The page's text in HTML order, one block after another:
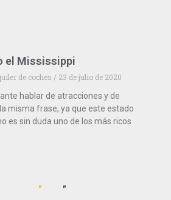
el Mississippi
de coches
23 de julio de 2020
hablar de atracciones y de
misma frase, ya que este estado
es sin duda uno de los más ricos
" "